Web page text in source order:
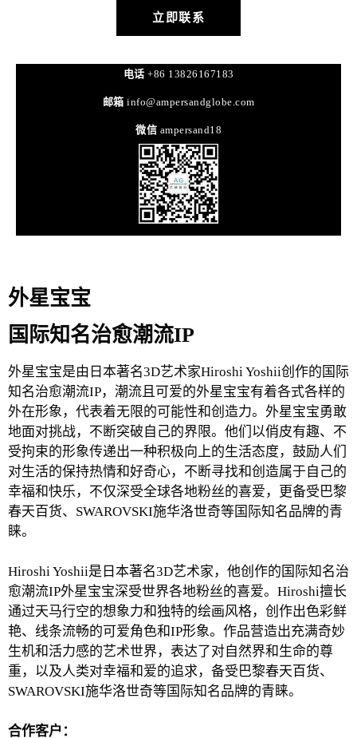
立即联系
电话 +86 13826167183
邮箱 info@ampersandglobe.com
微信 ampersand18
外星宝宝
国际知名治愈潮流IP
外星宝宝是由日本著名3D艺术家Hiroshi Yoshii创作的国际
知名治愈潮流IP，潮流且可爱的外星宝宝有着各式各样的
外在形象，代表着无限的可能性和创造力。外星宝宝勇敢
地面对挑战，不断突破自己的界限。他们以俏皮有趣、不
受拘束的形象传递出一种积极向上的生活态度，鼓励人们
对生活的保持热情和好奇心，不断寻找和创造属于自己的
幸福和快乐，不仅深受全球各地粉丝的喜爱，更备受巴黎
春天百货、SWAROVSKI施华洛世奇等国际知名品牌的青
睐。
Hiroshi Yoshii是日本著名3D艺术家，他创作的国际知名治
愈潮流IP外星宝宝深受世界各地粉丝的喜爱。Hiroshi擅长
通过天马行空的想象力和独特的绘画风格，创作出色彩鲜
艳、线条流畅的可爱角色和IP形象。作品营造出充满奇妙
生机和活力感的艺术世界，表达了对自然界和生命的尊
重，以及人类对幸福和爱的追求，备受巴黎春天百货、
SWAROVSKI施华洛世奇等国际知名品牌的青睐。
合作客户：